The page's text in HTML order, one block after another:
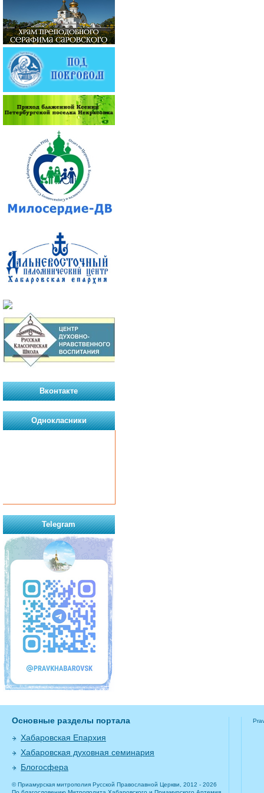
Вконтакте
Однокласники
Telegram
Основные разделы портала
Хабаровская Епархия
Хабаровская духовная семинария
Блогосфера
© Приамурская митрополия Русской Православной Церкви, 2012 - 2026